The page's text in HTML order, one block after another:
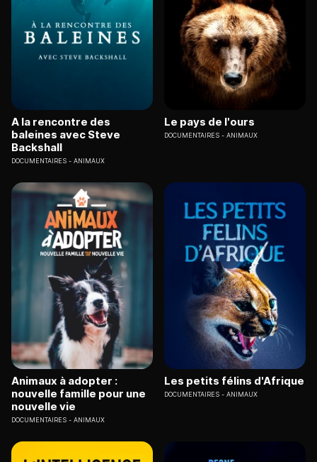
A la rencontre des
baleines avec Steve
Backshall
DOCUMENTAIRES ANIMAUX
Le pays de l'ours
DOCUMENTAIRES ANIMAUX
Animaux à adopter :
nouvelle famille pour une
nouvelle vie
DOCUMENTAIRES ANIMAUX
Les petits félins d'Afrique
DOCUMENTAIRES ANIMAUX